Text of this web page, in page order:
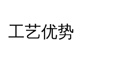
工艺优势